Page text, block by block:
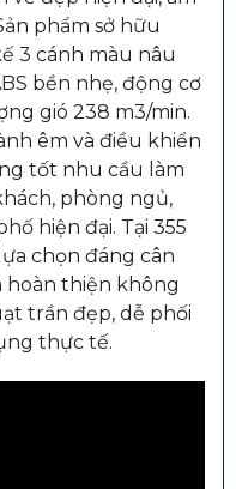
phẩm sở hữu
3 cánh màu nâu
bền nhẹ, động cơ
gió 238 m3/min.
êm và điều khiển
tốt nhu cầu làm
phòng ngủ,
hiện đại. Tại 355
chọn đáng cân
hoàn thiện không
trần đẹp, dễ phối
thực tế.